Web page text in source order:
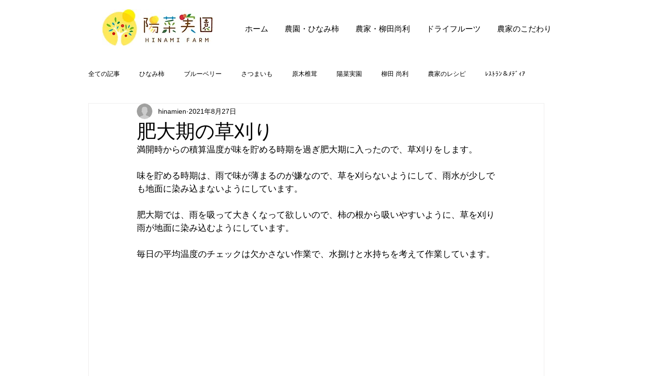
ホーム 農園・ひなみ柿 農家・柳田尚利 ドライフルーツ 農家のこだわり
全ての記事 ひなみ柿 ブルーベリー さつまいも 原木椎茸 陽菜実園 柳田 尚利 農家のレシピ ﾚｽﾄﾗﾝ＆ﾒﾃﾞｨｱ
FAQ
肥大期の草刈り
hinamien 2021年8月27日
満開時からの積算温度が味を貯める時期を過ぎ肥大期に入ったので、草刈りをします。
味を貯める時期は、雨で味が薄まるのが嫌なので、草を刈らないようにして、雨水が少しで
も地面に染み込まないようにしています。
肥大期では、雨を吸って大きくなって欲しいので、柿の根から吸いやすいように、草を刈り
雨が地面に染み込むようにしています。
毎日の平均温度のチェックは欠かさない作業で、水捌けと水持ちを考えて作業しています。